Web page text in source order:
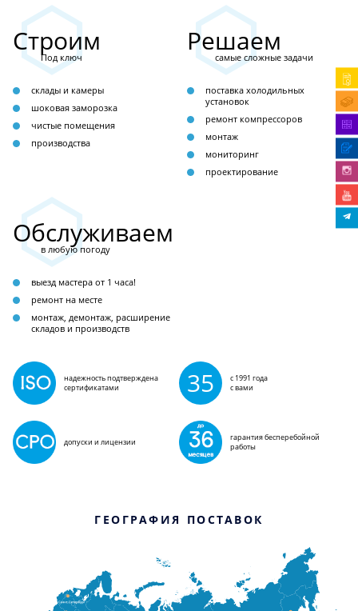
Строим
Под ключ
склады и камеры
шоковая заморозка
чистые помещения
производства
Решаем
самые сложные задачи
поставка холодильных
установок
ремонт компрессоров
монтаж
мониторинг
проектирование
Обслуживаем
в любую погоду
выезд мастера от 1 часа!
ремонт на месте
монтаж, демонтаж, расширение
складов и производств
надежность подтверждена
сертификатами
35
с 1991 года
с вами
допуски и лицензии
гарантия бесперебойной
работы
ГЕОГРАФИЯ ПОСТАВОК